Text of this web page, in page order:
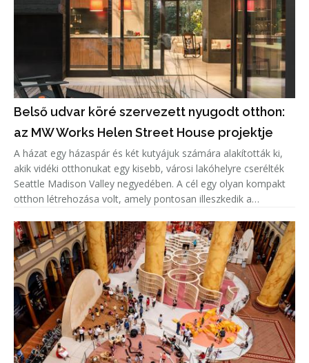
Belső udvar köré szervezett nyugodt otthon:
az MW Works Helen Street House projektje
A házat egy házaspár és két kutyájuk számára alakították ki,
akik vidéki otthonukat egy kisebb, városi lakóhelyre cserélték
Seattle Madison Valley negyedében. A cél egy olyan kompakt
otthon létrehozása volt, amely pontosan illeszkedik a
és a te